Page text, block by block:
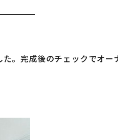
。完成後のチェックでオ